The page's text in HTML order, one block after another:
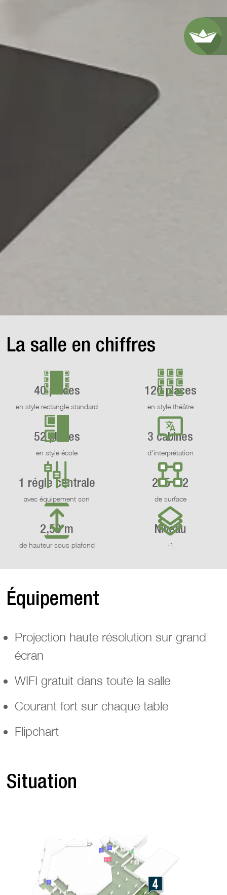
La salle en chiffres
40 places
en style rectangle standard
120 places
en style théâtre
52 places
en style école
3 cabines
d'interprétation
1 régie centrale
avec équipement son
225 m2
de surface
2,53 m
de hauteur sous plafond
Niveau
-1
Équipement
Projection haute résolution sur grand
écran
WIFI gratuit dans toute la salle
Courant fort sur chaque table
Flipchart
Situation